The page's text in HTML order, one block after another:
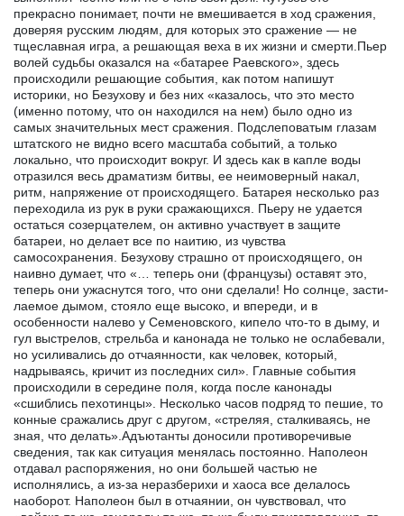
прекрасно понимает, почти не вмешивается в ход сражения,
доверяя русским людям, для которых это сражение — не
тщеславная игра, а решающая веха в их жизни и смерти.Пьер
волей судьбы оказался на «батарее Раевского», здесь
происходили решающие события, как потом напишут
историки, но Безухову и без них «казалось, что это место
(именно потому, что он находился на нем) было одно из
самых значительных мест сражения. Подслеповатым глазам
штатского не видно всего масштаба событий, а только
локально, что происходит вокруг. И здесь как в капле воды
отразился весь драматизм битвы, ее неимоверный накал,
ритм, напряжение от происходящего. Батарея несколько раз
переходила из рук в руки сражающихся. Пьеру не удается
остаться созерцателем, он активно участвует в защите
батареи, но делает все по наитию, из чувства
самосохранения. Безухову страшно от происходящего, он
наивно думает, что «… теперь они (французы) оставят это,
теперь они ужаснутся того, что они сделали! Но солнце, засти-
лаемое дымом, стояло еще высоко, и впереди, и в
особенности налево у Семеновского, кипело что-то в дыму, и
гул выстрелов, стрельба и канонада не только не ослабевали,
но усиливались до отчаянности, как человек, который,
надрываясь, кричит из последних сил». Главные события
происходили в середине поля, когда после канонады
«сшиблись пехотинцы». Несколько часов подряд то пешие, то
конные сражались друг с другом, «стреляя, сталкиваясь, не
зная, что делать».Адъютанты доносили противоречивые
сведения, так как ситуация менялась постоянно. Наполеон
отдавал распоряжения, но они большей частью не
исполнялись, а из-за неразберихи и хаоса все делалось
наоборот. Наполеон был в отчаянии, он чувствовал, что